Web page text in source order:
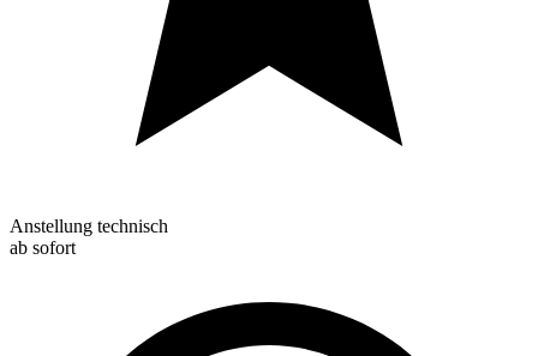
Anstellung technisch
ab sofort